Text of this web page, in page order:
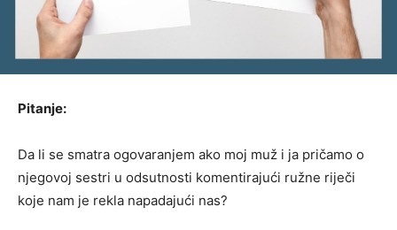
Pitanje:
Da li se smatra ogovaranjem ako moj muž i ja pričamo o
njegovoj sestri u odsutnosti komentirajući ružne riječi
koje nam je rekla napadajući nas?